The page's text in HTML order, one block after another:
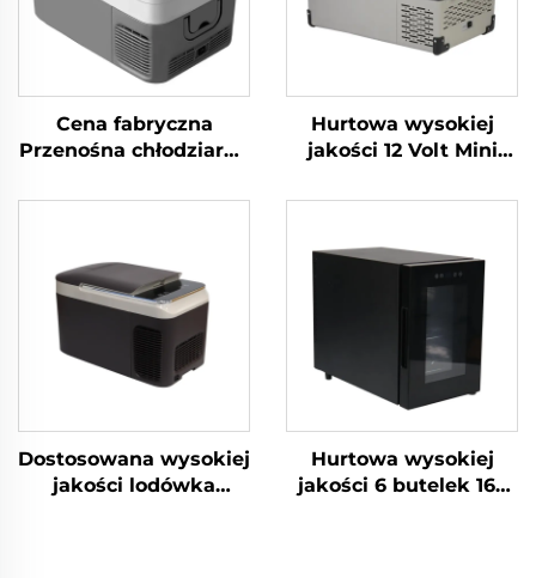
Cena fabryczna
Przenośna chłodziarka
Lodówka
samochodowa 30L
Hurtowa wysokiej
jakości 12 Volt Mini
Camping Lodówka
Lodówka Zamrażarka
Przenośna
Dostosowana wysokiej
jakości lodówka
Hurtowa wysokiej
jakości 6 butelek 16L